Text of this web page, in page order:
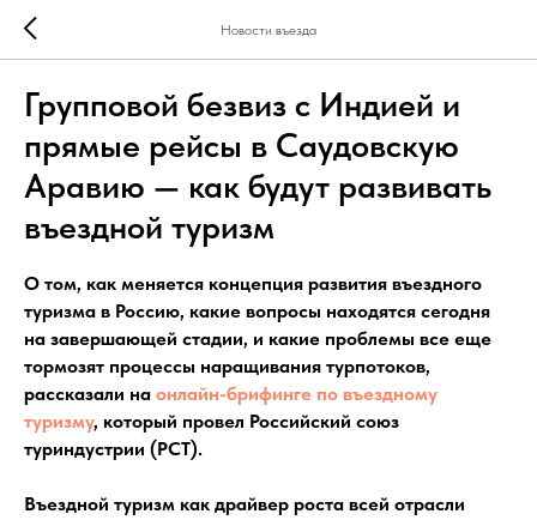
Новости въезда
Групповой безвиз с Индией и
прямые рейсы в Саудовскую
Аравию — как будут развивать
въездной туризм
О том, как меняется концепция развития въездного
туризма в Россию, какие вопросы находятся сегодня
на завершающей стадии, и какие проблемы все еще
тормозят процессы наращивания турпотоков,
рассказали на онлайн-брифинге по въездному
туризму, который провел Российский союз
туриндустрии (РСТ).
Въездной туризм как драйвер роста всей отрасли